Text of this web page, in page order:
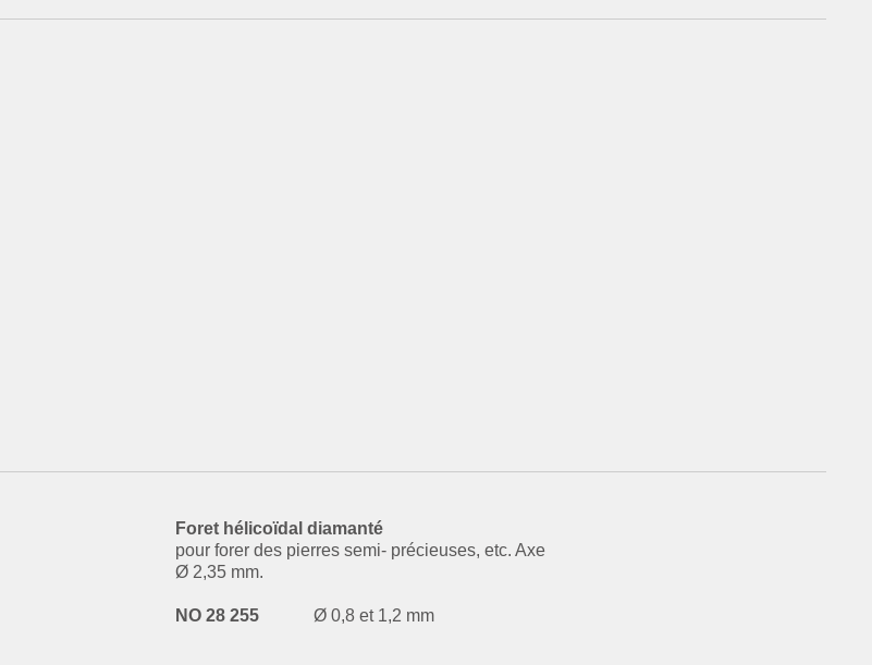
Foret hélicoïdal diamanté
pour forer des pierres semi- précieuses, etc. Axe
Ø 2,35 mm.
NO 28 255 Ø 0,8 et 1,2 mm